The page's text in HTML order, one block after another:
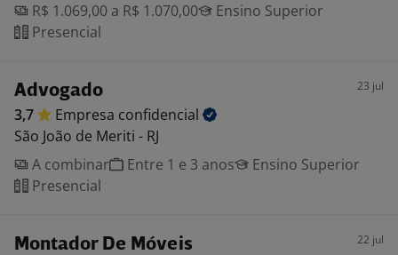
R$ 1.069,00 a R$ 1.070,00
Ensino Superior
Presencial
Advogado 23 jul
3,7 Empresa confidencial
São João de Meriti - RJ
A combinar
Entre 1 e 3 anos
Ensino Superior
Presencial
Montador De Móveis 22 jul